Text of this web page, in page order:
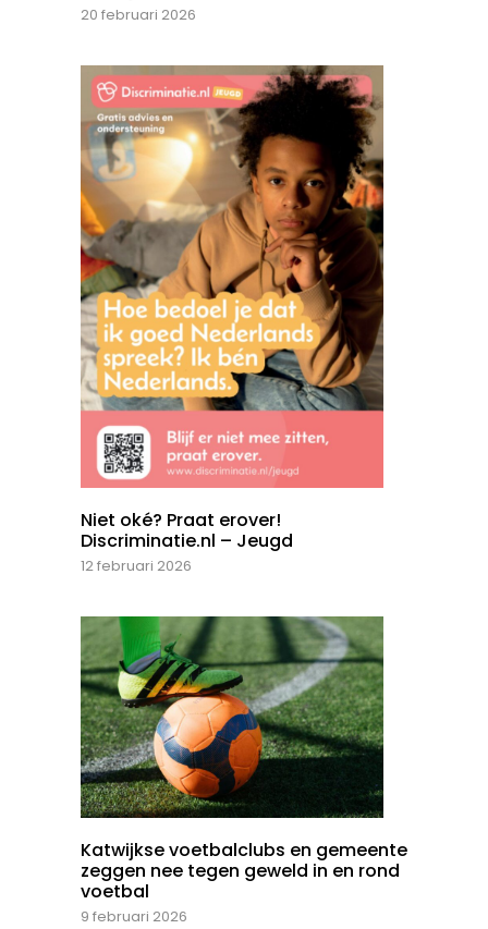
20 februari 2026
Niet oké? Praat erover!
Discriminatie.nl – Jeugd
12 februari 2026
Katwijkse voetbalclubs en gemeente
zeggen nee tegen geweld in en rond
voetbal
9 februari 2026